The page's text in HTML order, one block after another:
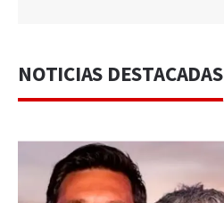
NOTICIAS DESTACADAS